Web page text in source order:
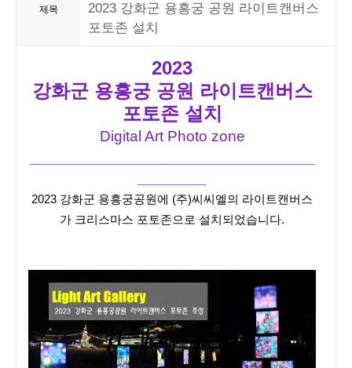
제목
2023 강화군 용흥궁 공원 라이트캔버스
포토존 설치
2023
강화군 용흥궁 공원 라이트캔버스
포토존 설치
Digital Art Photo zone
2023 강화군 용흥궁공원에 (주)씨씨엘의 라이트캔버스
가 크리스마스 포토존으로 설치되었습니다.